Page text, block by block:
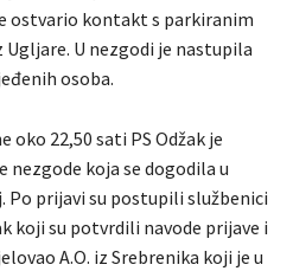
ostvario kontakt s parkiranim
U nezgodi je nastupila
osoba.
oko 22,50 sati PS Odžak je
koja se dogodila u
Po prijavi su postupili službenici
koji su potvrdili navode prijave i
A.O. iz Srebrenika koji je u